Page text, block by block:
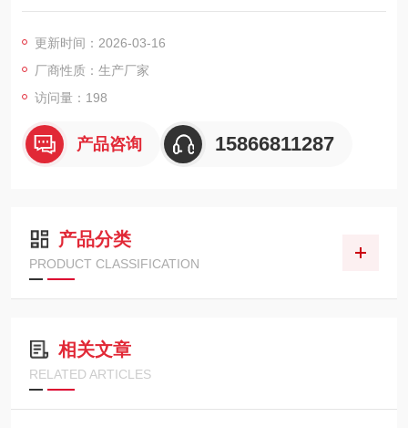
可同时对0.3至10微米范围内的四种粒径颗粒进行计数，测量精度
样，标配内存可存储2500条记录，并通过USB导出数据。广泛应
用于洁净室认证、过滤器效率检测及空气质量评估，符合CE及IS
O国际标准。
更新时间：2026-03-16
厂商性质：生产厂家
访问量：198
产品咨询 15866811287
产品分类
PRODUCT CLASSIFICATION
相关文章
RELATED ARTICLES